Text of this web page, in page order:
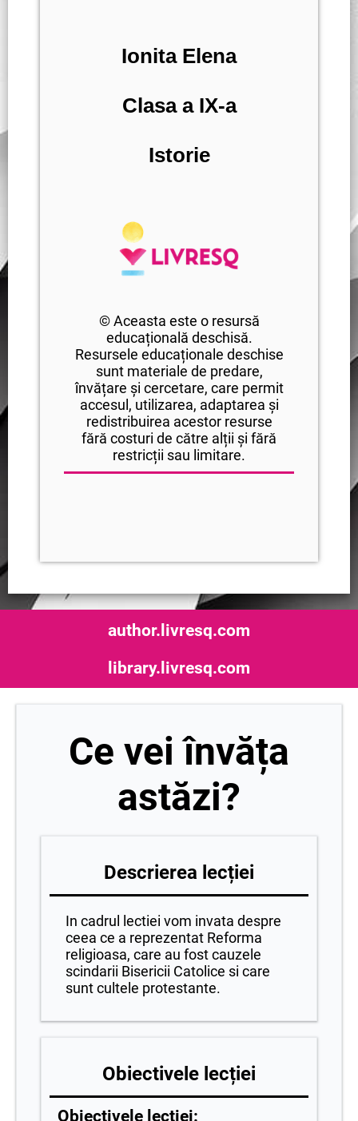
Ionita Elena
Clasa a IX-a
Istorie
© Aceasta este o resursă
educațională deschisă.
Resursele educaționale deschise
sunt materiale de predare,
învățare și cercetare, care permit
accesul, utilizarea, adaptarea și
redistribuirea acestor resurse
fără costuri de către alții și fără
restricții sau limitare.
author.livresq.com
library.livresq.com
Ce vei învăța
astăzi?
Descrierea lecției
In cadrul lectiei vom invata despre
ceea ce a reprezentat Reforma
religioasa, care au fost cauzele
scindarii Bisericii Catolice si care
sunt cultele protestante.
Obiectivele lecției
Obiectivele lecției: